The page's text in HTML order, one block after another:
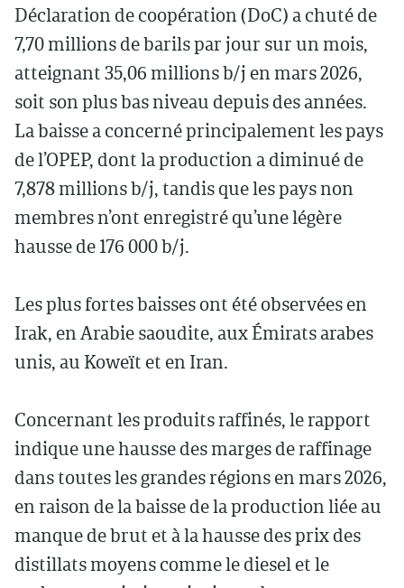
Déclaration de coopération (DoC) a chuté de
7,70 millions de barils par jour sur un mois,
atteignant 35,06 millions b/j en mars 2026,
soit son plus bas niveau depuis des années.
La baisse a concerné principalement les pays
de l’OPEP, dont la production a diminué de
7,878 millions b/j, tandis que les pays non
membres n’ont enregistré qu’une légère
hausse de 176 000 b/j.
Les plus fortes baisses ont été observées en
Irak, en Arabie saoudite, aux Émirats arabes
unis, au Koweït et en Iran.
Concernant les produits raffinés, le rapport
indique une hausse des marges de raffinage
dans toutes les grandes régions en mars 2026,
en raison de la baisse de la production liée au
manque de brut et à la hausse des prix des
distillats moyens comme le diesel et le